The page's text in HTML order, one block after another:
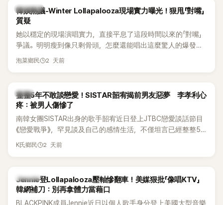
細身材下的超狂背肌與肩膀線條，反差感十足，讓不少網友看
傻直呼：「原來她身材這麼猛！」
熱議討論
韓娛熱議-Winter Lollapalooza現場實力曝光！狠甩「對嘴」
質疑
她以穩定的現場演唱實力，直接平息了這段時間以來的「對嘴」
爭議。明明瘦到像只剩骨頭，怎麼還能唱出這麼驚人的爆發力
和音量？
泡菜鄉民 2 天前
韓星
整整5年不敢談戀愛！SISTAR韶宥揭前男友惡夢 李孝利心
疼：被男人傷慘了
南韓女團SISTAR出身的歌手韶宥近日登上JTBC戀愛談話節目
《戀愛戰爭》，罕見談及自己的感情生活，不僅坦言已經整整5
年沒有談戀愛，更首度透露空窗至今的原因，全與上一段戀情
K氏鄉民 2 天前
K-POP
Jennie登Lollapalooza壓軸慘翻車！美媒狠批「像唱KTV」
韓網補刀：別再拿體力當藉口
BLACKPINK成員Jennie近日以個人歌手身分登上美國大型音樂